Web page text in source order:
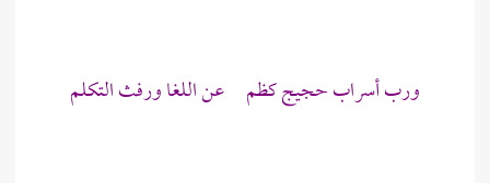
ورب أسراب حجيج كظم عن اللغا ورفث التكلم